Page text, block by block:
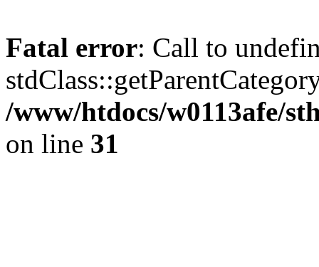
Fatal error: Call to
/www/htdocs/w0113afe/
on line 31